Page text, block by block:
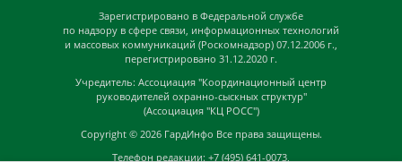
Зарегистрировано в Федеральной службе
по надзору в сфере связи, информационных технологий
и массовых коммуникаций (Роскомнадзор) 07.12.2006 г.,
перегистрировано 31.12.2020 г.
Учредитель: Ассоциация "Координационный центр
руководителей охранно-сыскных структур"
(Ассоциация "КЦ РОСС")
Copyright © 2026 ГардИнфо Все права защищены.
Телефон редакции: +7 (495) 641-0073,